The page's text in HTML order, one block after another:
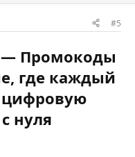
#5
— Промокоды
где каждый
цифровую
нуля